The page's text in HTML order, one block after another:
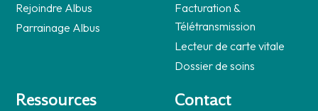
Rejoindre Albus
Parrainage Albus
Facturation &
Télétransmission
Lecteur de carte vitale
Dossier de soins
Ressources Contact